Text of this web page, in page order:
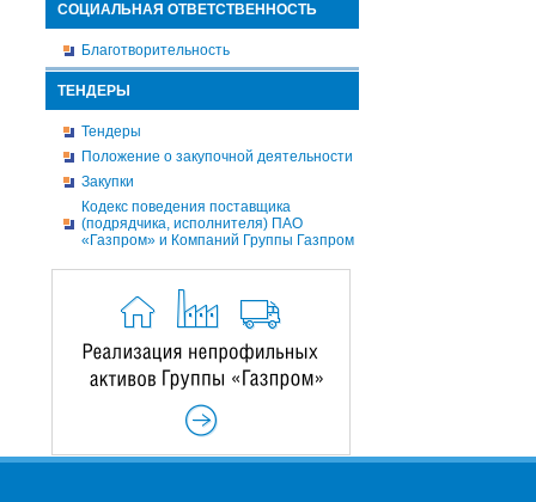
СОЦИАЛЬНАЯ ОТВЕТСТВЕННОСТЬ
Благотворительность
ТЕНДЕРЫ
Тендеры
Положение о закупочной деятельности
Закупки
Кодекс поведения поставщика
(подрядчика, исполнителя) ПАО
«Газпром» и Компаний Группы Газпром